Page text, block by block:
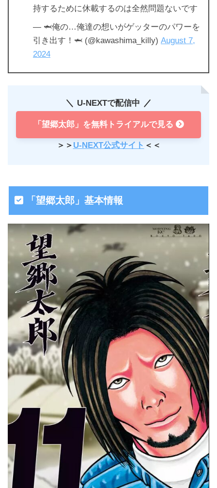
持するために休載するのは全然問題ないです
— 🦈俺の…俺達の想いがゲッターのパワーを
引き出す！🦈 (@kawashima_killy) August 7,
2024
U-NEXTで配信中
「望郷太郎」を無料トライアルで見る
＞＞ U-NEXT公式サイト ＜＜
「望郷太郎」基本情報